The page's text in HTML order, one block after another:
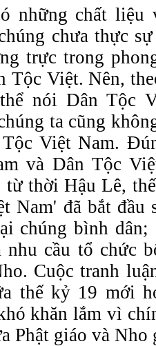
những chất liệu
chưa thực
trực trong
Tộc Việt. Nên,
nói Dân Tộc
ta cũng
Việt Nam.
và Dân Tộc
thời Hậu Lê,
Nam' đã bắt đầu
chúng bình
nhu cầu tổ chức
Cuộc tranh
thế kỷ 19 mới
khăn lắm vì
Phật giáo và Nho